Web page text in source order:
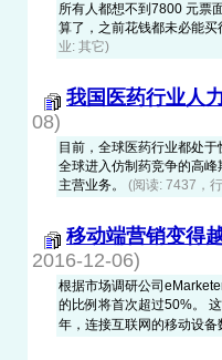
所有人都想不到7800 元票
算了，之前花钱都未必能
业: 其它)
我国医药行业人
08)
目前，全球医药行业都处
全球进入仿制药竞争的高
主营业务。 (阅读: 7437，
移动端营销变得
2016-12-06)
根据市场调研公司
的比例将首次超过50%。
年，连接互联网的移动设